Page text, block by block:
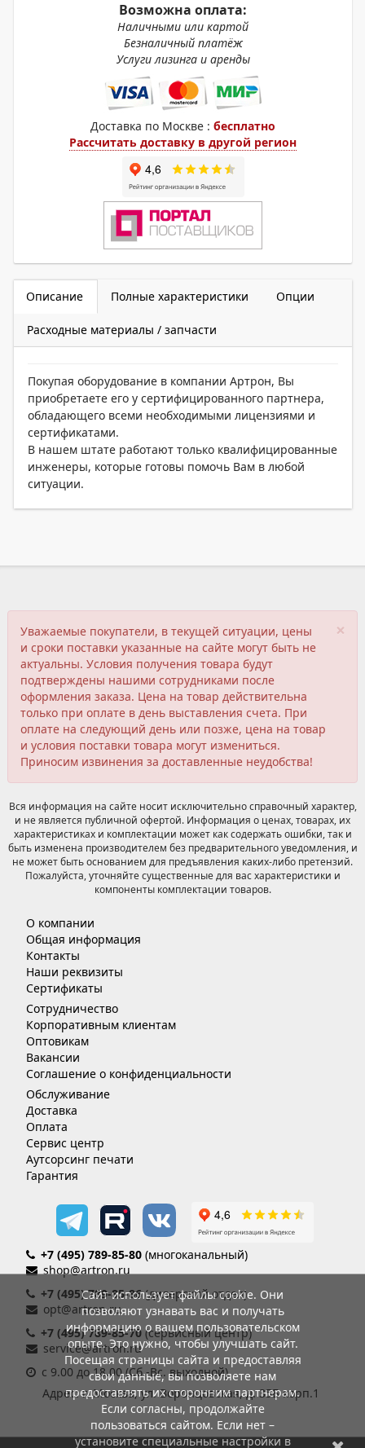
Возможна оплата:
Наличными или картой
Безналичный платёж
Услуги лизинга и аренды
Доставка по Москве : бесплатно
Рассчитать доставку в другой регион
Описание Полные характеристики Опции
Расходные материалы / запчасти
Покупая оборудование в компании Артрон, Вы
приобретаете его у сертифицированного партнера,
обладающего всеми необходимыми лицензиями и
сертификатами.
В нашем штате работают только квалифицированные
инженеры, которые готовы помочь Вам в любой
ситуации.
×
Уважаемые покупатели, в текущей ситуации, цены
и сроки поставки указанные на сайте могут быть не
актуальны. Условия получения товара будут
подтверждены нашими сотрудниками после
оформления заказа. Цена на товар действительна
только при оплате в день выставления счета. При
оплате на следующий день или позже, цена на товар
и условия поставки товара могут измениться.
Приносим извинения за доставленные неудобства!
Вся информация на сайте носит исключительно справочный характер,
и не является публичной офертой. Информация о ценах, товарах, их
характеристиках и комплектации может как содержать ошибки, так и
быть изменена производителем без предварительного уведомления, и
не может быть основанием для предъявления каких-либо претензий.
Пожалуйста, уточняйте существенные для вас характеристики и
компоненты комплектации товаров.
О компании
Общая информация
Контакты
Наши реквизиты
Сертификаты
Сотрудничество
Корпоративным клиентам
Оптовикам
Вакансии
Соглашение о конфиденциальности
Обслуживание
Доставка
Оплата
Сервис центр
Аутсорсинг печати
Гарантия
+7 (495) 789-85-80 (многоканальный)
shop@artron.ru
+7 (495) 789-85-86(дилерский отдел)
opt@artron.ru
+7 (495) 789-85-70 (сервисный центр)
service@artron.ru
с 9.00 до 18.00 (Сб.-Вс. выходной)
Адрес: г. Москва, ул. Воронцовская, д. 35Б корп.1
Сайт использует файлы cookie. Они
позволяют узнавать вас и получать
информацию о вашем пользовательском
опыте. Это нужно, чтобы улучшать сайт.
Посещая страницы сайта и предоставляя
свои данные, вы позволяете нам
предоставлять их сторонним партнерам.
Если согласны, продолжайте
пользоваться сайтом. Если нет –
установите специальные настройки в